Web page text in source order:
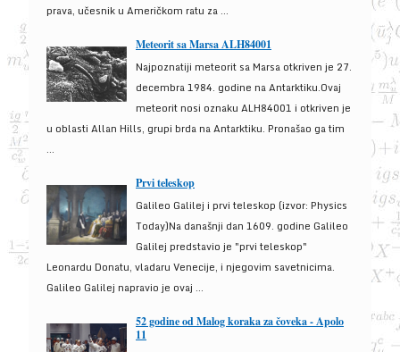
prava, učesnik u Američkom ratu za ...
Meteorit sa Marsa ALH84001
Najpoznatiji meteorit sa Marsa otkriven je 27.
decembra 1984. godine na Antarktiku.Ovaj
meteorit nosi oznaku ALH84001 i otkriven je
u oblasti Allan Hills, grupi brda na Antarktiku. Pronašao ga tim
...
Prvi teleskop
Galileo Galilej i prvi teleskop (izvor: Physics
Today)Na današnji dan 1609. godine Galileo
Galilej predstavio je "prvi teleskop"
Leonardu Donatu, vladaru Venecije, i njegovim savetnicima.
Galileo Galilej napravio je ovaj ...
52 godine od Malog koraka za čoveka - Apolo
11